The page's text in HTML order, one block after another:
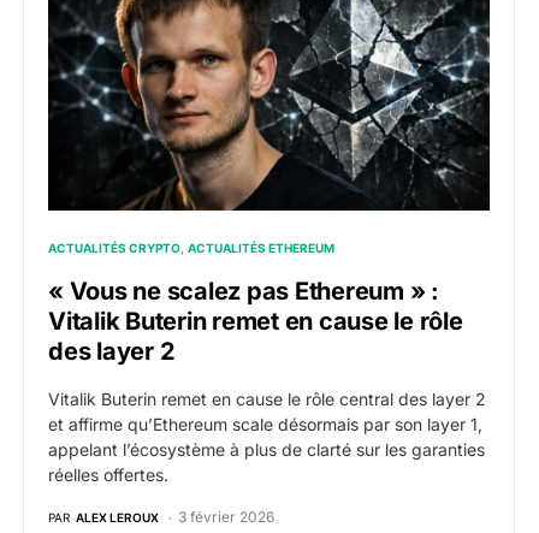
ACTUALITÉS CRYPTO ACTUALITÉS ETHEREUM
« Vous ne scalez pas Ethereum » :
Vitalik Buterin remet en cause le rôle
des layer 2
Vitalik Buterin remet en cause le rôle central des layer 2
et affirme qu’Ethereum scale désormais par son layer 1,
appelant l’écosystème à plus de clarté sur les garanties
réelles offertes.
PAR ALEX LEROUX 3 février 2026